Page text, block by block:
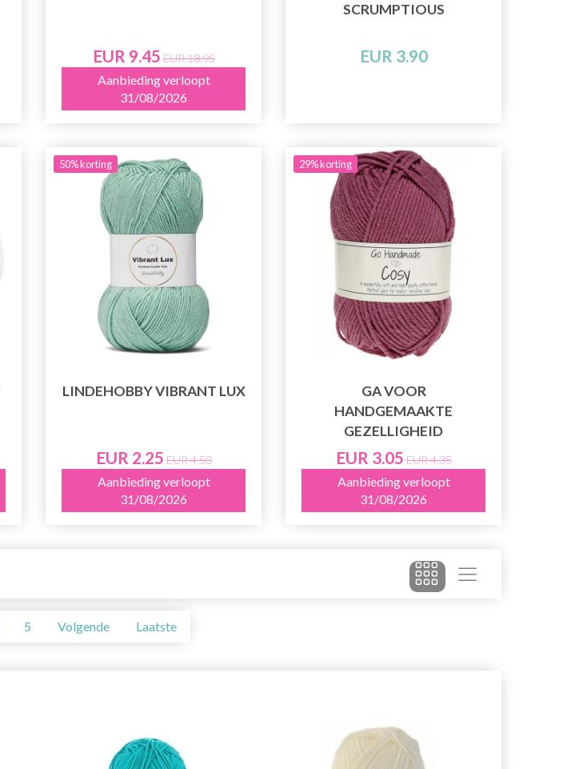
EUR 9.45 EUR 18.95
Aanbieding verloopt
31/08/2026
SCRUMPTIOUS
EUR 3.90
50% korting
LINDEHOBBY VIBRANT LUX
EUR 2.25 EUR 4.50
Aanbieding verloopt
31/08/2026
29% korting
GA VOOR
HANDGEMAAKTE
GEZELLIGHEID
EUR 3.05 EUR 4.35
Aanbieding verloopt
31/08/2026
5 Volgende Laatste